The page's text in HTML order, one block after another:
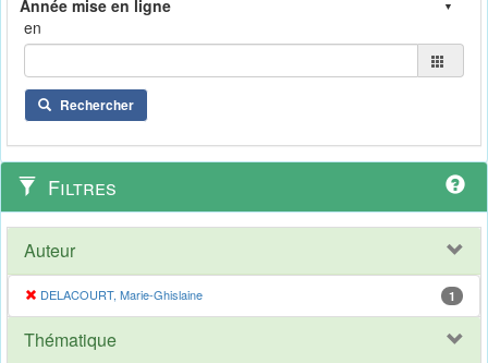
en
Rechercher
Filtres
Auteur
DELACOURT, Marie-Ghislaine 1
Thématique